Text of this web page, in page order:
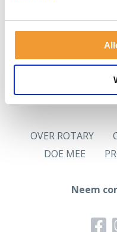
Hoofdlettergevoelig
Let op: Je
Jouw in de
e-mailadres is jouw
OVER ROTARY
DOE MEE
Neem